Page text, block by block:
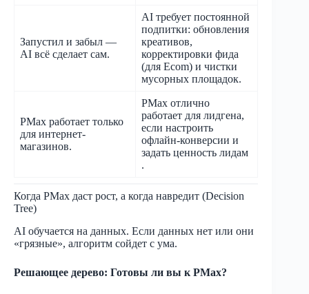
Запустил и забыл —
AI всё сделает сам.
AI требует постоянной
подпитки: обновления
креативов,
корректировки фида
(для Ecom) и чистки
мусорных площадок.
PMax работает только
для интернет-
магазинов.
PMax отлично
работает для лидгена,
если настроить
офлайн-конверсии и
задать ценность лидам
.
Когда PMax даст рост, а когда навредит (Decision
Tree)
AI обучается на данных. Если данных нет или они
«грязные», алгоритм сойдет с ума.
Решающее дерево: Готовы ли вы к PMax?